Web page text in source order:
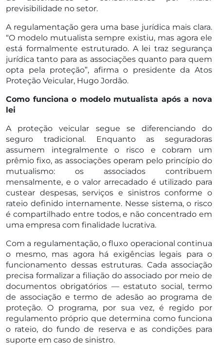
previsibilidade no setor.
A regulamentação gera uma base jurídica mais clara.
“O modelo mutualista sempre existiu, mas agora ele
está formalmente estruturado. A lei traz segurança
jurídica tanto para as associações quanto para quem
opta pela proteção”, afirma o presidente da Atos
Proteção Veicular, Hugo Jordão.
Como funciona o modelo mutualista após a nova
lei
A proteção veicular segue se diferenciando do
seguro tradicional. Enquanto as seguradoras
assumem integralmente o risco e cobram um
prêmio fixo, as associações operam pelo princípio do
mutualismo: os associados contribuem
mensalmente, e o valor arrecadado é utilizado para
custear despesas, serviços e sinistros conforme o
rateio definido internamente. Nesse sistema, o risco
é compartilhado entre todos, e não concentrado em
uma empresa com finalidade lucrativa.
Com a regulamentação, o fluxo operacional continua
o mesmo, mas agora há exigências legais para o
funcionamento dessas estruturas. Cada associação
precisa formalizar a filiação do associado por meio de
documentos obrigatórios — estatuto social, termo
de associação e termo de adesão ao programa de
proteção. O programa, por sua vez, é regido por
regulamento próprio que determina como funciona
o rateio, do fundo de reserva e as condições para
suporte em caso de sinistro.